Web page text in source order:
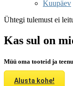
Kuupäev
Ühtegi tulemust ei
Kas sul on
Müü oma tooteid ja
Alusta kohe!